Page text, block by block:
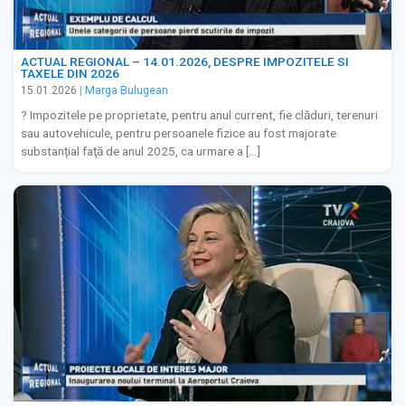
ACTUAL REGIONAL – 14.01.2026, DESPRE IMPOZITELE SI
TAXELE DIN 2026
15.01.2026 Marga Bulugean
? Impozitele pe proprietate, pentru anul current, fie clăduri, terenuri
sau autovehicule, pentru persoanele fizice au fost majorate
substanțial faţă de anul 2025, ca urmare a […]